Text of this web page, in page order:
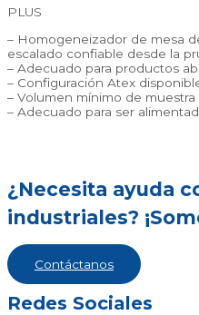
PLUS
– Homogeneizador de mesa
escalado confiable desde la
– Adecuado para productos
– Configuración Atex
– Volumen mínimo de muestra
– Adecuado para ser
¿Necesita ayuda
industriales?
Contáctanos
Redes Sociales